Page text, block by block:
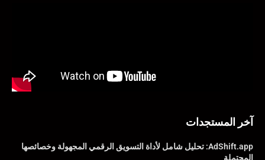
آخر المستجدات
AdShift.app: تحليل شامل لأداة التسويق الرقمي المجهولة وخصائصها
المحتملة